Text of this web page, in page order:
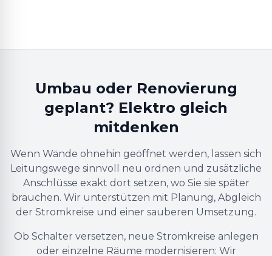
Umbau oder Renovierung
geplant? Elektro gleich
mitdenken
Wenn Wände ohnehin geöffnet werden, lassen sich
Leitungswege sinnvoll neu ordnen und zusätzliche
Anschlüsse exakt dort setzen, wo Sie sie später
brauchen. Wir unterstützen mit Planung, Abgleich
der Stromkreise und einer sauberen Umsetzung.
Ob Schalter versetzen, neue Stromkreise anlegen
oder einzelne Räume modernisieren: Wir